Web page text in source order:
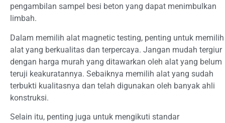
pengambilan sampel besi beton yang dapat menimbulkan
limbah.
Dalam memilih alat magnetic testing, penting untuk memilih
alat yang berkualitas dan terpercaya. Jangan mudah tergiur
dengan harga murah yang ditawarkan oleh alat yang belum
teruji keakuratannya. Sebaiknya memilih alat yang sudah
terbukti kualitasnya dan telah digunakan oleh banyak ahli
konstruksi.
Selain itu, penting juga untuk mengikuti standar